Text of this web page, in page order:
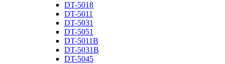
DT-5018
DT-5011
DT-5031
DT-5051
DT-5011B
DT-5031B
DT-5045